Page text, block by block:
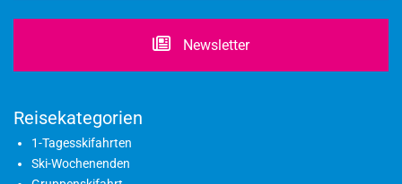
Newsletter
Reisekategorien
1-Tagesskifahrten
Ski-Wochenenden